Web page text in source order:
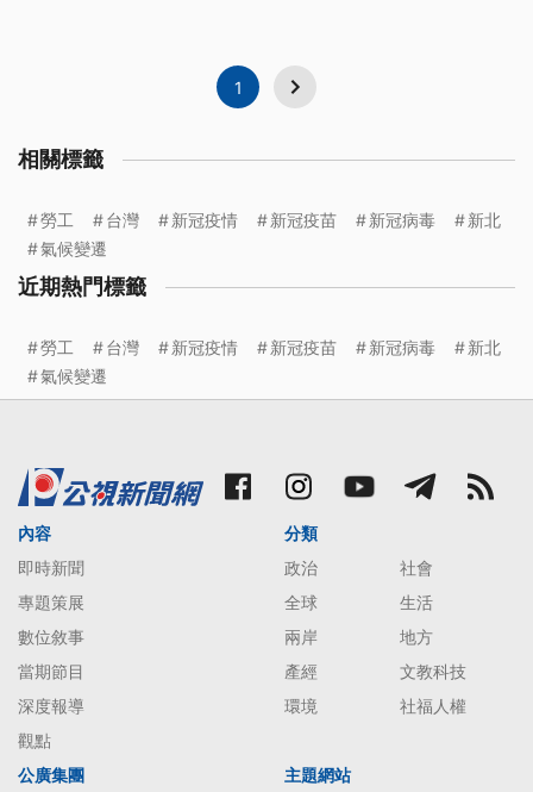
1
相關標籤
勞工 台灣 新冠疫情 新冠疫苗 新冠病毒
新北
氣候變遷
近期熱門標籤
勞工 台灣 新冠疫情 新冠疫苗 新冠病毒
新北
氣候變遷
內容
即時新聞
專題策展
數位敘事
當期節目
深度報導
觀點
分類
政治
社會
全球
生活
兩岸
地方
產經
文教科技
環境
社福人權
公廣集團 主題網站